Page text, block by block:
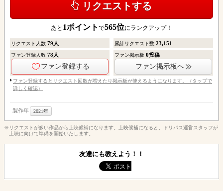
リクエストする
あと 1ポイント で565位にランクアップ！
リクエスト人数 79 人 累計リクエスト数23,151
ファン登録人数 78人
ファン登録する
ファン掲示板0投稿
ファン掲示板へ
ファン登録するとリクエスト回数が増えたり掲示板が使えるようになります。（タップで
詳しく確認）
製作年 2021年
※リクエストが多い作品から上映候補になります。上映候補になると、ドリパス運営スタッフが
上映に向けて準備を開始いたします。
友達にも教えよう！！